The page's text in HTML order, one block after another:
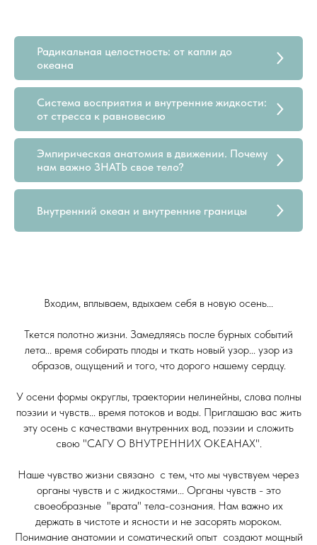
Радикальная целостность: от капли до
океана
Система восприятия и внутренние жидкости:
от стресса к равновесию
Эмпирическая анатомия в движении. Почему
нам важно ЗНАТЬ свое тело?
Внутренний океан и внутренние границы
Входим, вплываем, вдыхаем себя в новую осень...
Ткется полотно жизни. Замедляясь после бурных событий
лета... время собирать плоды и ткать новый узор... узор из
образов, ощущений и того, что дорого нашему сердцу.
У осени формы округлы, траектории нелинейны, слова полны
поэзии и чувств... время потоков и воды. Приглашаю вас жить
эту осень с качествами внутренних вод, поэзии и сложить
свою "САГУ О ВНУТРЕННИХ ОКЕАНАХ".
Наше чувство жизни связано с тем, что мы чувствуем через
органы чувств и с жидкостями... Органы чувств - это
своеобразные "врата" тела-сознания. Нам важно их
держать в чистоте и ясности и не засорять мороком.
Понимание анатомии и соматический опыт создают мощный